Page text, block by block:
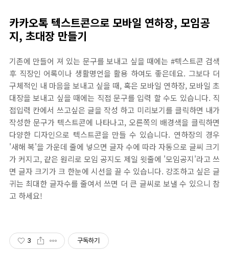
카카오톡 텍스트콘으로 모바일 연하장, 모임공
지, 초대장 만들기
기존에 만들어 져 있는 문구를 보내고 싶을 때에는 #텍스트콘 검색
후 직장인 어록이나 생활명언을 활용 하여도 좋은데요. 그보다 더
구체적인 내 마음을 보내고 싶을 때, 혹은 모바일 연하장, 모바일 초
대장을 보내고 싶을 때에는 직접 문구를 입력 할 수도 있습니다. 직
접입력 칸에서 쓰고싶은 글을 작성 하고 미리보기를 클릭하면 내가
작성한 문구가 텍스트콘에 나타나고, 오른쪽의 배경색을 클릭하면
다양한 디자인으로 텍스트콘을 만들 수 있습니다. 연하장의 경우
'새해 복'을 가운데 줄에 넣으면 글자 수에 따라 자동으로 글씨 크기
가 커지고, 같은 원리로 모임 공지도 제일 윗줄에 '모임공지'라고 쓰
면 글자 크기가 크 한눈에 시선을 끌 수 있습니다. 강조하고 싶은 글
귀는 최대한 글자수를 줄여서 쓰면 더 큰 글씨로 보낼 수 있으니 참
고 하세요!
3 구독하기